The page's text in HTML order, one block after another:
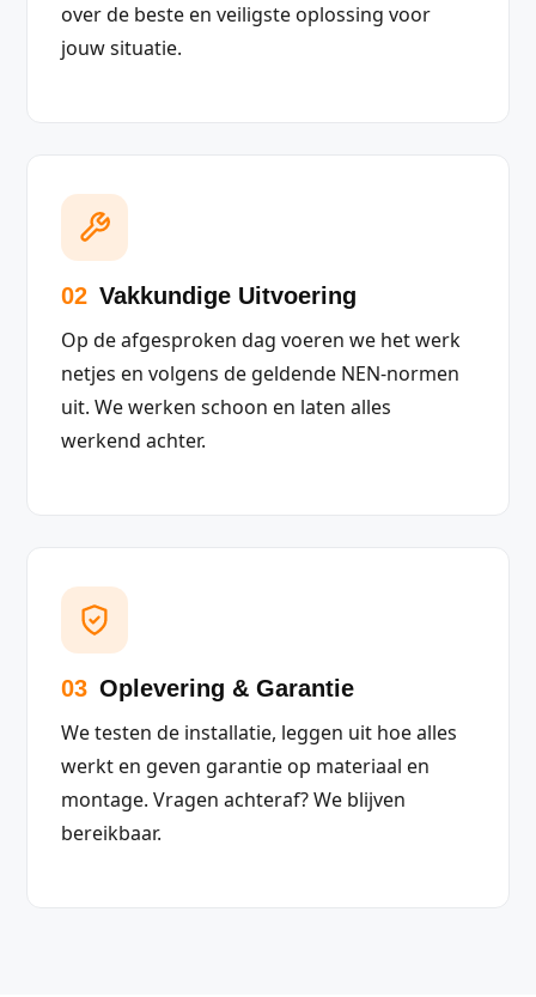
over de beste en veiligste oplossing voor
jouw situatie.
02 Vakkundige Uitvoering
Op de afgesproken dag voeren we het werk
netjes en volgens de geldende NEN-normen
uit. We werken schoon en laten alles
werkend achter.
03 Oplevering & Garantie
We testen de installatie, leggen uit hoe alles
werkt en geven garantie op materiaal en
montage. Vragen achteraf? We blijven
bereikbaar.